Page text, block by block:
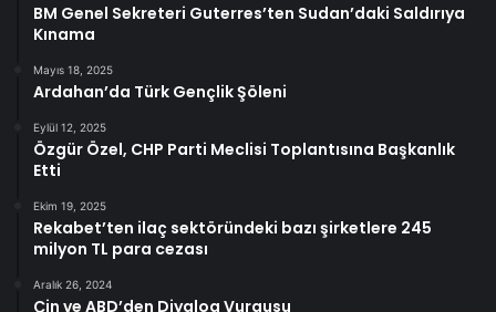
BM Genel Sekreteri Guterres’ten Sudan’daki Saldırıya
Kınama
Mayıs 18, 2025
Ardahan’da Türk Gençlik Şöleni
Eylül 12, 2025
Özgür Özel, CHP Parti Meclisi Toplantısına Başkanlık
Etti
Ekim 19, 2025
Rekabet’ten ilaç sektöründeki bazı şirketlere 245
milyon TL para cezası
Aralık 26, 2024
Çin ve ABD’den Diyalog Vurgusu